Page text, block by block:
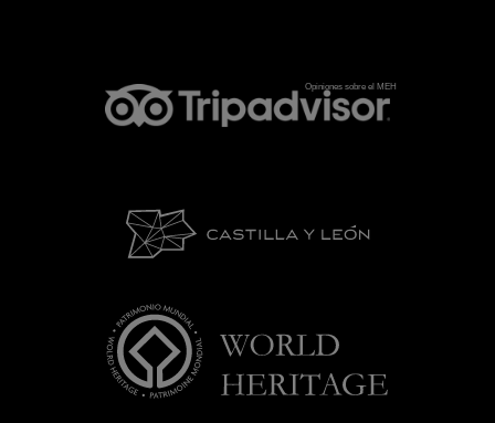
Opiniones sobre el MEH